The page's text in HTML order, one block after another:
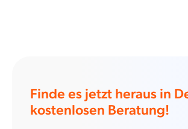
Finde es jetzt heraus in
kostenlosen Beratung!